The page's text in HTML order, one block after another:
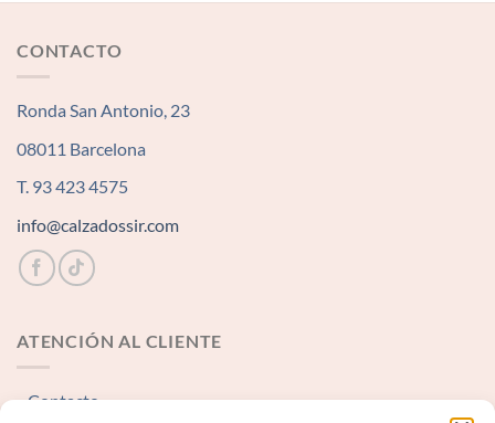
CONTACTO
Ronda San Antonio, 23
08011 Barcelona
T. 93 423 4575
info@calzadossir.com
ATENCIÓN AL CLIENTE
Contacto